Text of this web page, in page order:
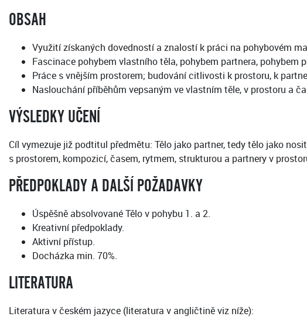
OBSAH
Využití získaných dovedností a znalostí k práci na pohybovém
Fascinace pohybem vlastního těla, pohybem partnera, pohybem
Práce s vnějším prostorem; budování citlivosti k prostoru, k
Naslouchání příběhům vepsaným ve vlastním těle, v prostoru a
VÝSLEDKY UČENÍ
Cíl vymezuje již podtitul předmětu: Tělo jako partner, tedy tělo jako
s prostorem, kompozicí, časem, rytmem, strukturou a partnery v
PŘEDPOKLADY A DALŠÍ POŽADAVKY
Úspěšně absolvované Tělo v pohybu 1. a 2.
Kreativní předpoklady.
Aktivní přístup.
Docházka min. 70%.
LITERATURA
Literatura v českém jazyce (literatura v angličtině viz níže):